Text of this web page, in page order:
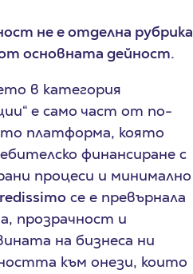
не е отделна рубрика
основната дейност.
в категория
е само част от по-
платформа, която
финансиране с
процеси и минимално
се е превърнала
прозрачност и
на бизнеса ни
към онези, които